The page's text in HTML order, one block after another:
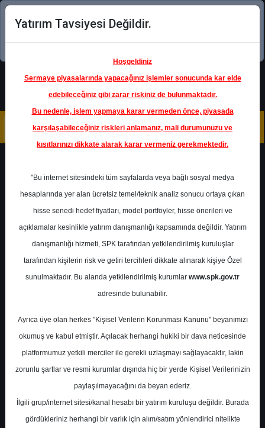
Şimdi uygulamayı indirin!
YYLGD- YAYLA GIDA
Hedef Fiyat 19.14 ₺
Getiri
%0.00
0 0
Yatırım Tavsiyesi Değildir.
Hoşgeldiniz
Sermaye piyasalarında yapacağınız işlemler sonucunda kar elde
edebileceğiniz gibi zarar riskiniz de bulunmaktadır.
Bu nedenle, işlem yapmaya karar vermeden önce, piyasada
karşılaşabileceğiniz riskleri anlamanız, mali durumunuzu ve
kısıtlarınızı dikkate alarak karar vermeniz gerekmektedir.
"Bu internet sitesindeki tüm sayfalarda veya bağlı sosyal medya
hesaplarında yer alan ücretsiz temel/teknik analiz sonucu ortaya çıkan
hisse senedi hedef fiyatları, model portföyler, hisse önerileri ve
açıklamalar kesinlikle yatırım danışmanlığı kapsamında değildir. Yatırım
danışmanlığı hizmeti, SPK tarafından yetkilendirilmiş kuruluşlar
tarafından kişilerin risk ve getiri tercihleri dikkate alınarak kişiye Özel
sunulmaktadır. Bu alanda yetkilendirilmiş kurumlar www.spk.gov.tr
adresinde bulunabilir.
Ayrıca üye olan herkes "Kişisel Verilerin Korunması Kanunu" beyanımızı
okumuş ve kabul etmiştir. Açılacak herhangi hukiki bir dava neticesinde
platformumuz yetkili merciler ile gerekli uzlaşmayı sağlayacaktır, lakin
zorunlu şartlar ve resmi kurumlar dışında hiç bir yerde Kişisel Verilerinizin
paylaşılmayacağını da beyan ederiz.
İlgili grup/internet sitesi/kanal hesabı bir yatırım kuruluşu değildir. Burada
gördükleriniz herhangi bir varlık için alım/satım yönlendirici nitelikte